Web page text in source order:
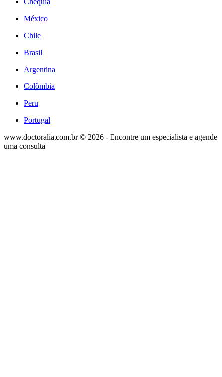
Chéquia
México
Chile
Brasil
Argentina
Colômbia
Peru
Portugal
www.doctoralia.com.br © 2026 - Encontre um especialista e agende
uma consulta